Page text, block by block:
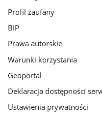
Profil zaufany
BIP
Prawa autorskie
Warunki korzystania
Geoportal
Deklaracja dostępności
Ustawienia prywatności